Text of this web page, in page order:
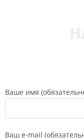
Ваше имя
Ваш e-mail